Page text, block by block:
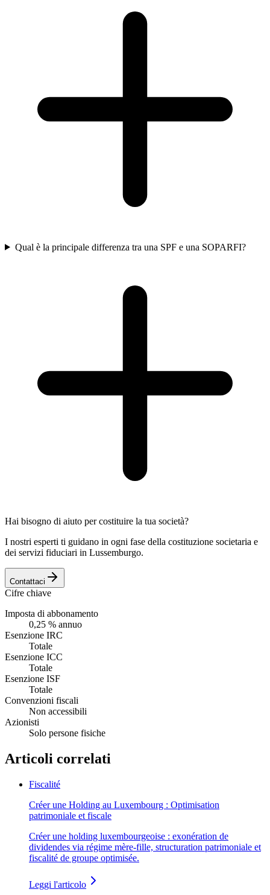
Qual è la principale differenza tra una SPF e una SOPARFI?
Hai bisogno di aiuto per costituire la tua società?
I nostri esperti ti guidano in ogni fase della costituzione societaria e
dei servizi fiduciari in Lussemburgo.
Contattaci
Cifre chiave
Imposta di abbonamento
0,25 % annuo
Esenzione IRC
Totale
Esenzione ICC
Totale
Esenzione ISF
Totale
Convenzioni fiscali
Non accessibili
Azionisti
Solo persone fisiche
Articoli correlati
Fiscalité
Créer une Holding au Luxembourg : Optimisation
patrimoniale et fiscale
Créer une holding luxembourgeoise : exonération de
dividendes via régime mère-fille, structuration patrimoniale et
fiscalité de groupe optimisée.
Leggi l'articolo